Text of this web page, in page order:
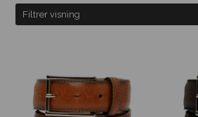
Filtrer visning